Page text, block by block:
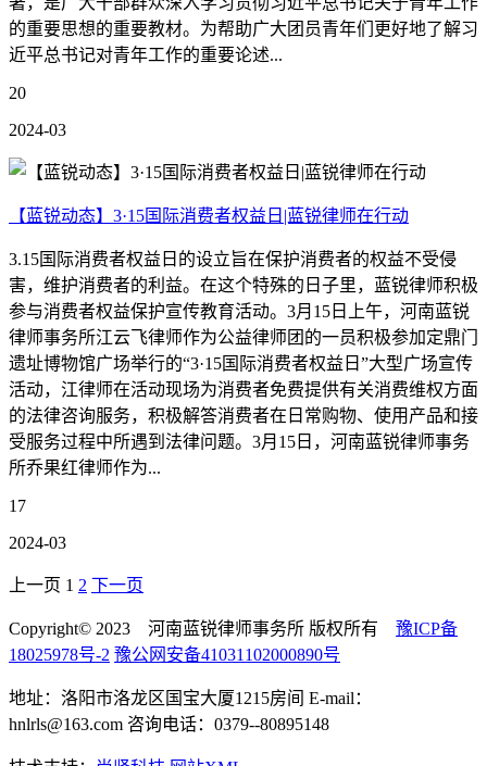
的重要思想的重要教材。为帮助广大团员青年们更好地了解习
近平总书记对青年工作的重要论述...
20
2024-03
【蓝锐动态】3·15国际消费者权益日|蓝锐律师在行动
3.15国际消费者权益日的设立旨在保护消费者的权益不受侵
害，维护消费者的利益。在这个特殊的日子里，蓝锐律师积极
参与消费者权益保护宣传教育活动。3月15日上午，河南蓝锐
律师事务所江云飞律师作为公益律师团的一员积极参加定鼎门
遗址博物馆广场举行的“3·15国际消费者权益日”大型广场宣传
活动，江律师在活动现场为消费者免费提供有关消费维权方面
的法律咨询服务，积极解答消费者在日常购物、使用产品和接
受服务过程中所遇到法律问题。3月15日，河南蓝锐律师事务
所乔果红律师作为...
17
2024-03
上一页 1 2 下一页
Copyright© 2023 河南蓝锐律师事务所 版权所有 豫ICP备
18025978号-2 豫公网安备41031102000890号
地址：洛阳市洛龙区国宝大厦1215房间 E-mail：
hnlrls@163.com 咨询电话：0379--80895148